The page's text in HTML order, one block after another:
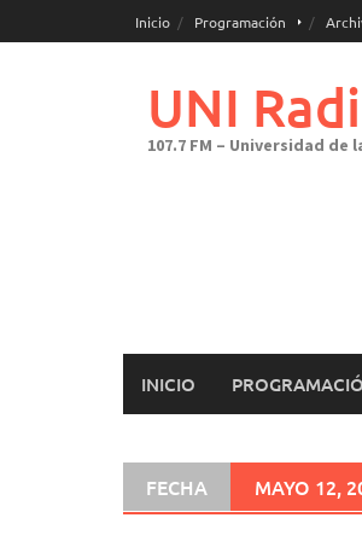
al
Inicio Programación
UNI
107.7 FM – Universidad
INICIO
FECHA MAYO 12,